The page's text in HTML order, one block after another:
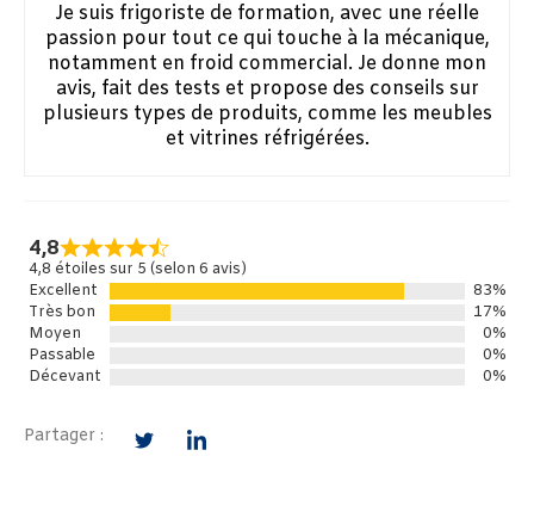
Je suis frigoriste de formation, avec une réelle
passion pour tout ce qui touche à la mécanique,
notamment en froid commercial. Je donne mon
avis, fait des tests et propose des conseils sur
plusieurs types de produits, comme les meubles
et vitrines réfrigérées.
4,8
4,8 étoiles sur 5 (selon 6 avis)
Excellent
83%
Très bon
17%
Moyen
0%
Passable
0%
Décevant
0%
Partager :